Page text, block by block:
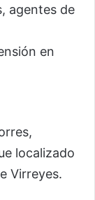
agentes de
en
localizado
Virreyes.